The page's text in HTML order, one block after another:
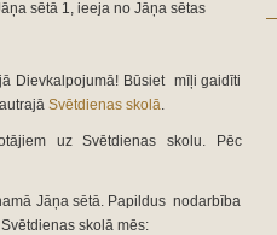
sētā 1, ieeja no Jāņa sētas
Dievkalpojumā! Būsiet mīļi gaidīti
Svētdienas skolā.
uz Svētdienas skolu. Pēc
Jāņa sētā. Papildus nodarbība
skolā mēs: